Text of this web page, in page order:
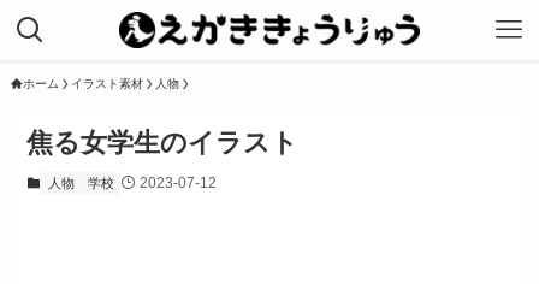
ホーム イラスト素材 人物
焦る女学生のイラスト
人物 学校 2023-07-12